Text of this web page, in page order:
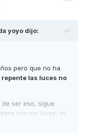
yoyo dijo:
pero que no ha
repente las luces no
ser eso, sigue
voy sin luces, ni